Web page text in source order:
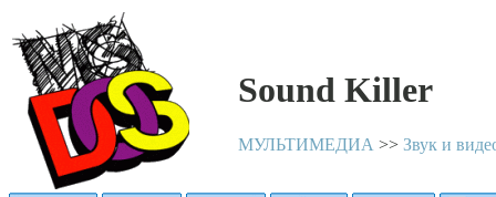
Sound Killer
МУЛЬТИМЕДИА >> Звук и